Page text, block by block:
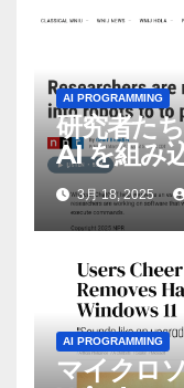
AI PROGRAMMING
研究者た
AI を組み
実行させ
リック ラ
WNIU
3月 18, 2025
AI PROGRAMMING
マイクロ